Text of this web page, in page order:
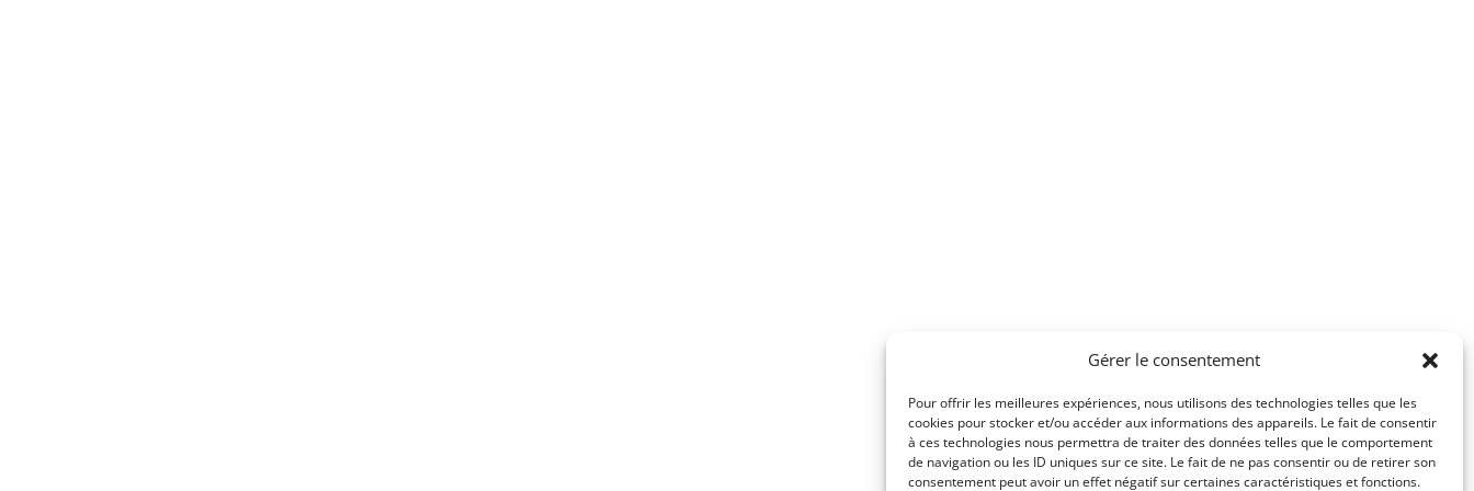
Gérer le consentement
Pour offrir les meilleures expériences, nous utilisons des technologies telles que les
cookies pour stocker et/ou accéder aux informations des appareils. Le fait de consentir
à ces technologies nous permettra de traiter des données telles que le comportement
de navigation ou les ID uniques sur ce site. Le fait de ne pas consentir ou de retirer son
consentement peut avoir un effet négatif sur certaines caractéristiques et fonctions.